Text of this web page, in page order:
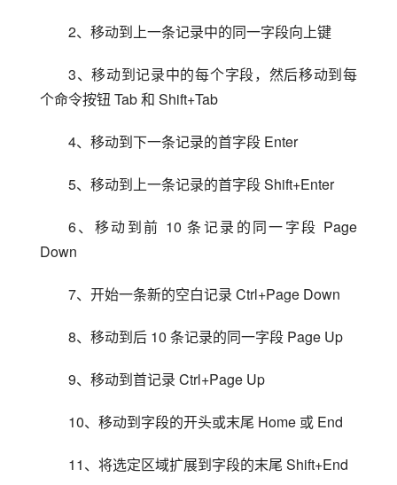
2、移动到上一条记录中的同一字段向上键
3、移动到记录中的每个字段，然后移动到每
个命令按钮 Tab 和 Shift+Tab
4、移动到下一条记录的首字段 Enter
5、移动到上一条记录的首字段 Shift+Enter
6、移动到前 10 条记录的同一字段 Page
Down
7、开始一条新的空白记录 Ctrl+Page Down
8、移动到后 10 条记录的同一字段 Page Up
9、移动到首记录 Ctrl+Page Up
10、移动到字段的开头或末尾 Home 或 End
11、将选定区域扩展到字段的末尾 Shift+End